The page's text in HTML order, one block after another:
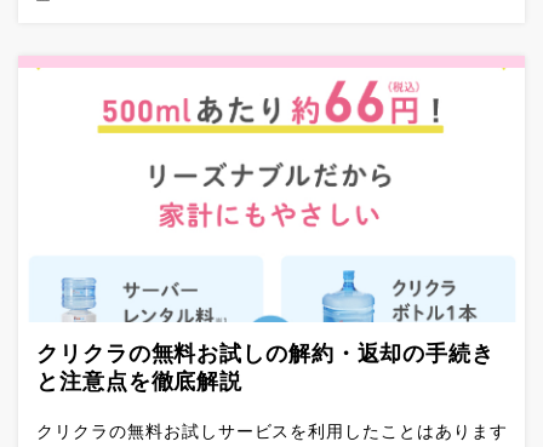
クリクラの無料お試しの解約・返却の手続き
と注意点を徹底解説
クリクラの無料お試しサービスを利用したことはあります